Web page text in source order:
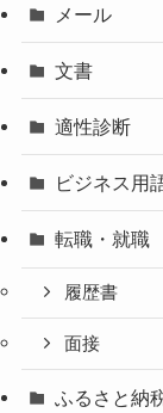
メール
文書
適性診断
ビジネス用
転職・就職
履歴書
面接
ふるさと納